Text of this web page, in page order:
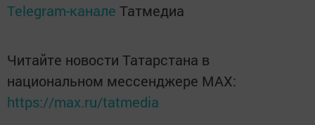
Telegram-канале Татмедиа
Читайте новости Татарстана в
национальном мессенджере MАХ:
https://max.ru/tatmedia